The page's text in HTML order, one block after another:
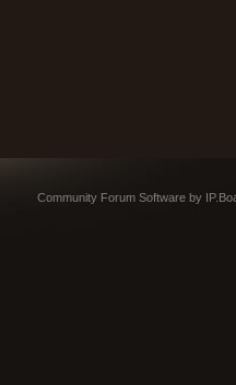
Community Forum Software by